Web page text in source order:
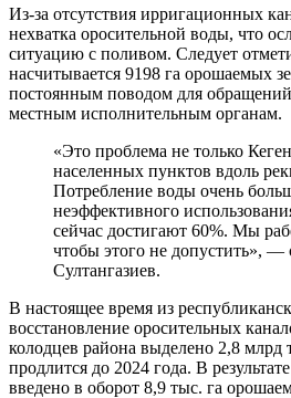
Из-за отсутствия ирригационных
нехватка оросительной воды, что
ситуацию с поливом. Следует
насчитывается 9198 га орошаемых
постоянным поводом для
местным исполнительным органам.
«Это проблема не только
населенных пунктов вдоль
Потребление воды очень
неэффективного
сейчас достигают 60%. Мы
чтобы этого не допустить», —
Султангазиев.
В настоящее время из
восстановление оросительных
колодцев района выделено 2,8 млрд
продлится до 2024 года. В
введено в оборот 8,9 тыс. га